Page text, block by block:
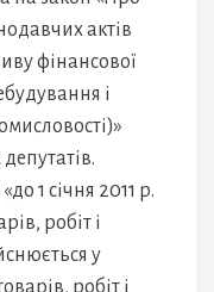
актів
фінансової
і
1 січня 2011 р.
робіт і
у
робіт і